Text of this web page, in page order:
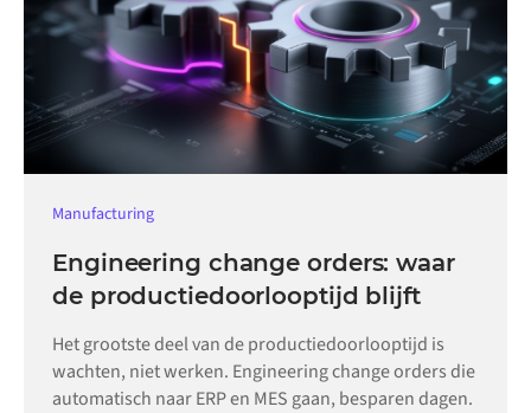
Manufacturing
Engineering change orders: waar
de productiedoorlooptijd blijft
Het grootste deel van de productiedoorlooptijd is
wachten, niet werken. Engineering change orders die
automatisch naar ERP en MES gaan, besparen dagen.